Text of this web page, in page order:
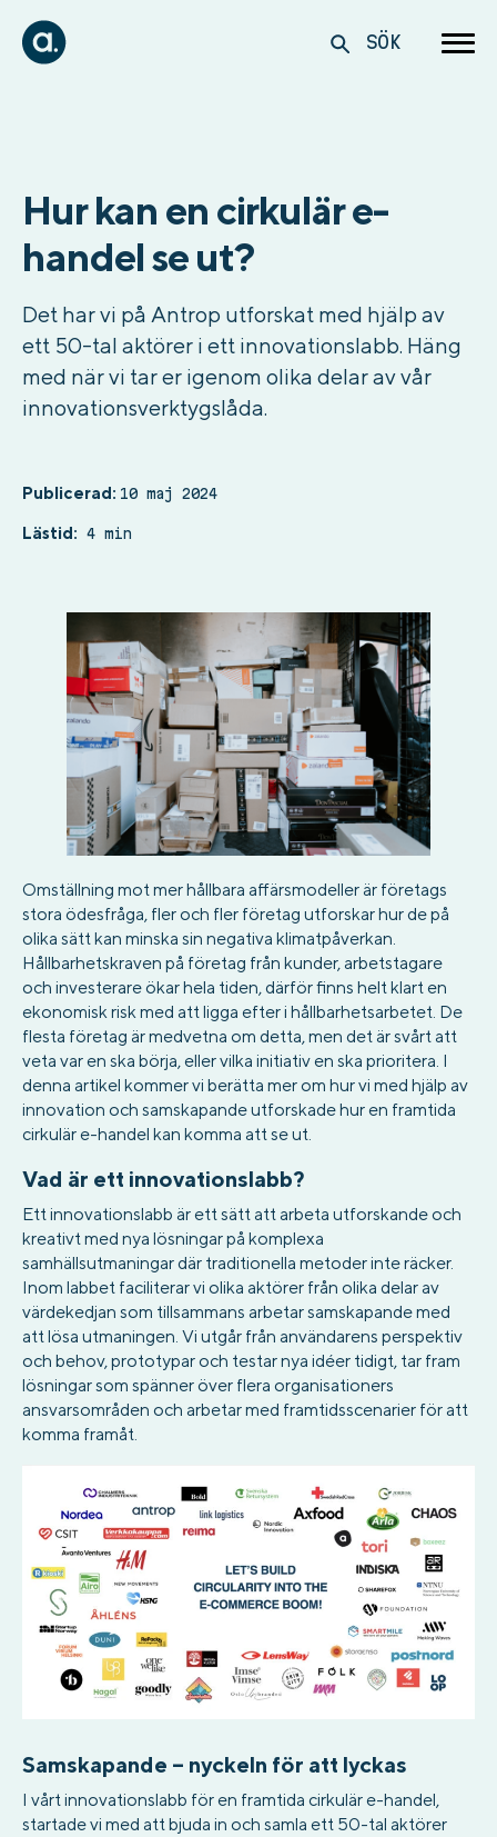
SÖK
Hur kan en cirkulär e-
handel se ut?
Det har vi på Antrop utforskat med hjälp av
ett 50-tal aktörer i ett innovationslabb. Häng
med när vi tar er igenom olika delar av vår
innovationsverktygslåda.
Publicerad: 10 maj 2024
Lästid: 4 min
Omställning mot mer hållbara affärsmodeller är företags
stora ödesfråga, fler och fler företag utforskar hur de på
olika sätt kan minska sin negativa klimatpåverkan.
Hållbarhetskraven på företag från kunder, arbetstagare
och investerare ökar hela tiden, därför finns helt klart en
ekonomisk risk med att ligga efter i hållbarhetsarbetet. De
flesta företag är medvetna om detta, men det är svårt att
veta var en ska börja, eller vilka initiativ en ska prioritera. I
denna artikel kommer vi berätta mer om hur vi med hjälp av
innovation och samskapande utforskade hur en framtida
cirkulär e-handel kan komma att se ut.
Vad är ett innovationslabb?
Ett innovationslabb är ett sätt att arbeta utforskande och
kreativt med nya lösningar på komplexa
samhällsutmaningar där traditionella metoder inte räcker.
Inom labbet faciliterar vi olika aktörer från olika delar av
värdekedjan som tillsammans arbetar samskapande med
att lösa utmaningen. Vi utgår från användarens perspektiv
och behov, prototypar och testar nya idéer tidigt, tar fram
lösningar som spänner över flera organisationers
ansvarsområden och arbetar med framtidsscenarier för att
komma framåt.
Samskapande – nyckeln för att lyckas
I vårt innovationslabb för en framtida cirkulär e-handel,
startade vi med att bjuda in och samla ett 50-tal aktörer